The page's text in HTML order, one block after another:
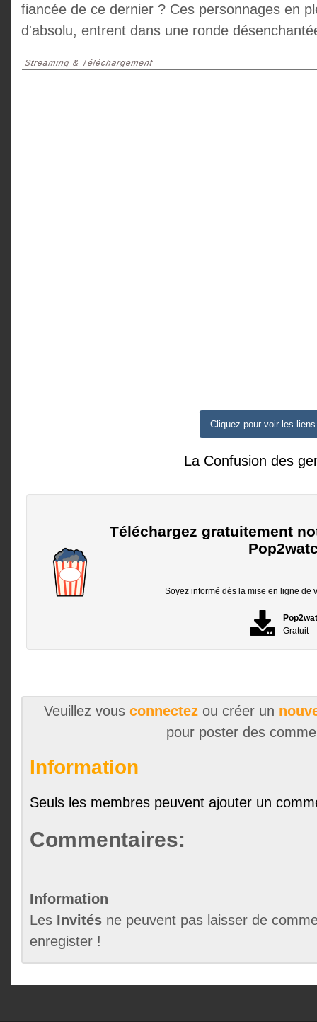
fiancée de ce dernier ? Ces personnages en
d'absolu, entrent dans une ronde
Cliquez pour voir les liens
La Confusion des
Téléchargez gratuitement
Soyez informé dès la mise en ligne de
Gratuit
Veuillez vous connectezou créer un
pour poster des
Information
Seuls les membres peuvent ajouter un
Commentaires:
Information
Les Invités ne peuvent pas laisser de
enregister !